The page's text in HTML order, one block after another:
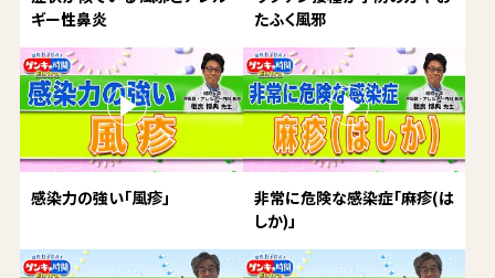
ギー性鼻炎
たふく風邪
感染力の強い「風疹」
非常に危険な感染症「麻疹(は
しか)」